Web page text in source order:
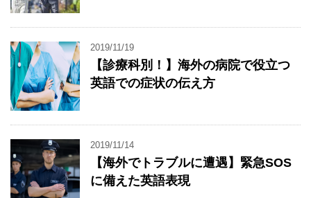
2019/11/19
【診療科別！】海外の病院で役立つ
英語での症状の伝え方
2019/11/14
【海外でトラブルに遭遇】緊急SOS
に備えた英語表現